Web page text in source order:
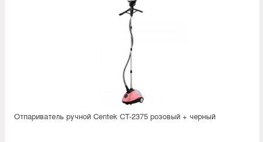
Отпариватель ручной Centek CT-2375 розовый + черный